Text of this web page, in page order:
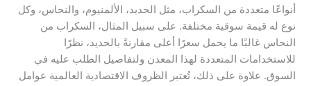
أنواعًا متعددة من السكراب، مثل الحديد، الألمنيوم، والنحاس، وكل
نوع له قيمة سوقية مختلفة. على سبيل المثال، السكراب من
النحاس غالبًا ما يحمل سعرًا أعلى مقارنةً بالحديد، نظرًا
للاستخدامات المتعددة لهذا المعدن ولتفاصيل الطلب عليه في
السوق. علاوة على ذلك، تُعتبر الظروف الاقتصادية العالمية عوامل